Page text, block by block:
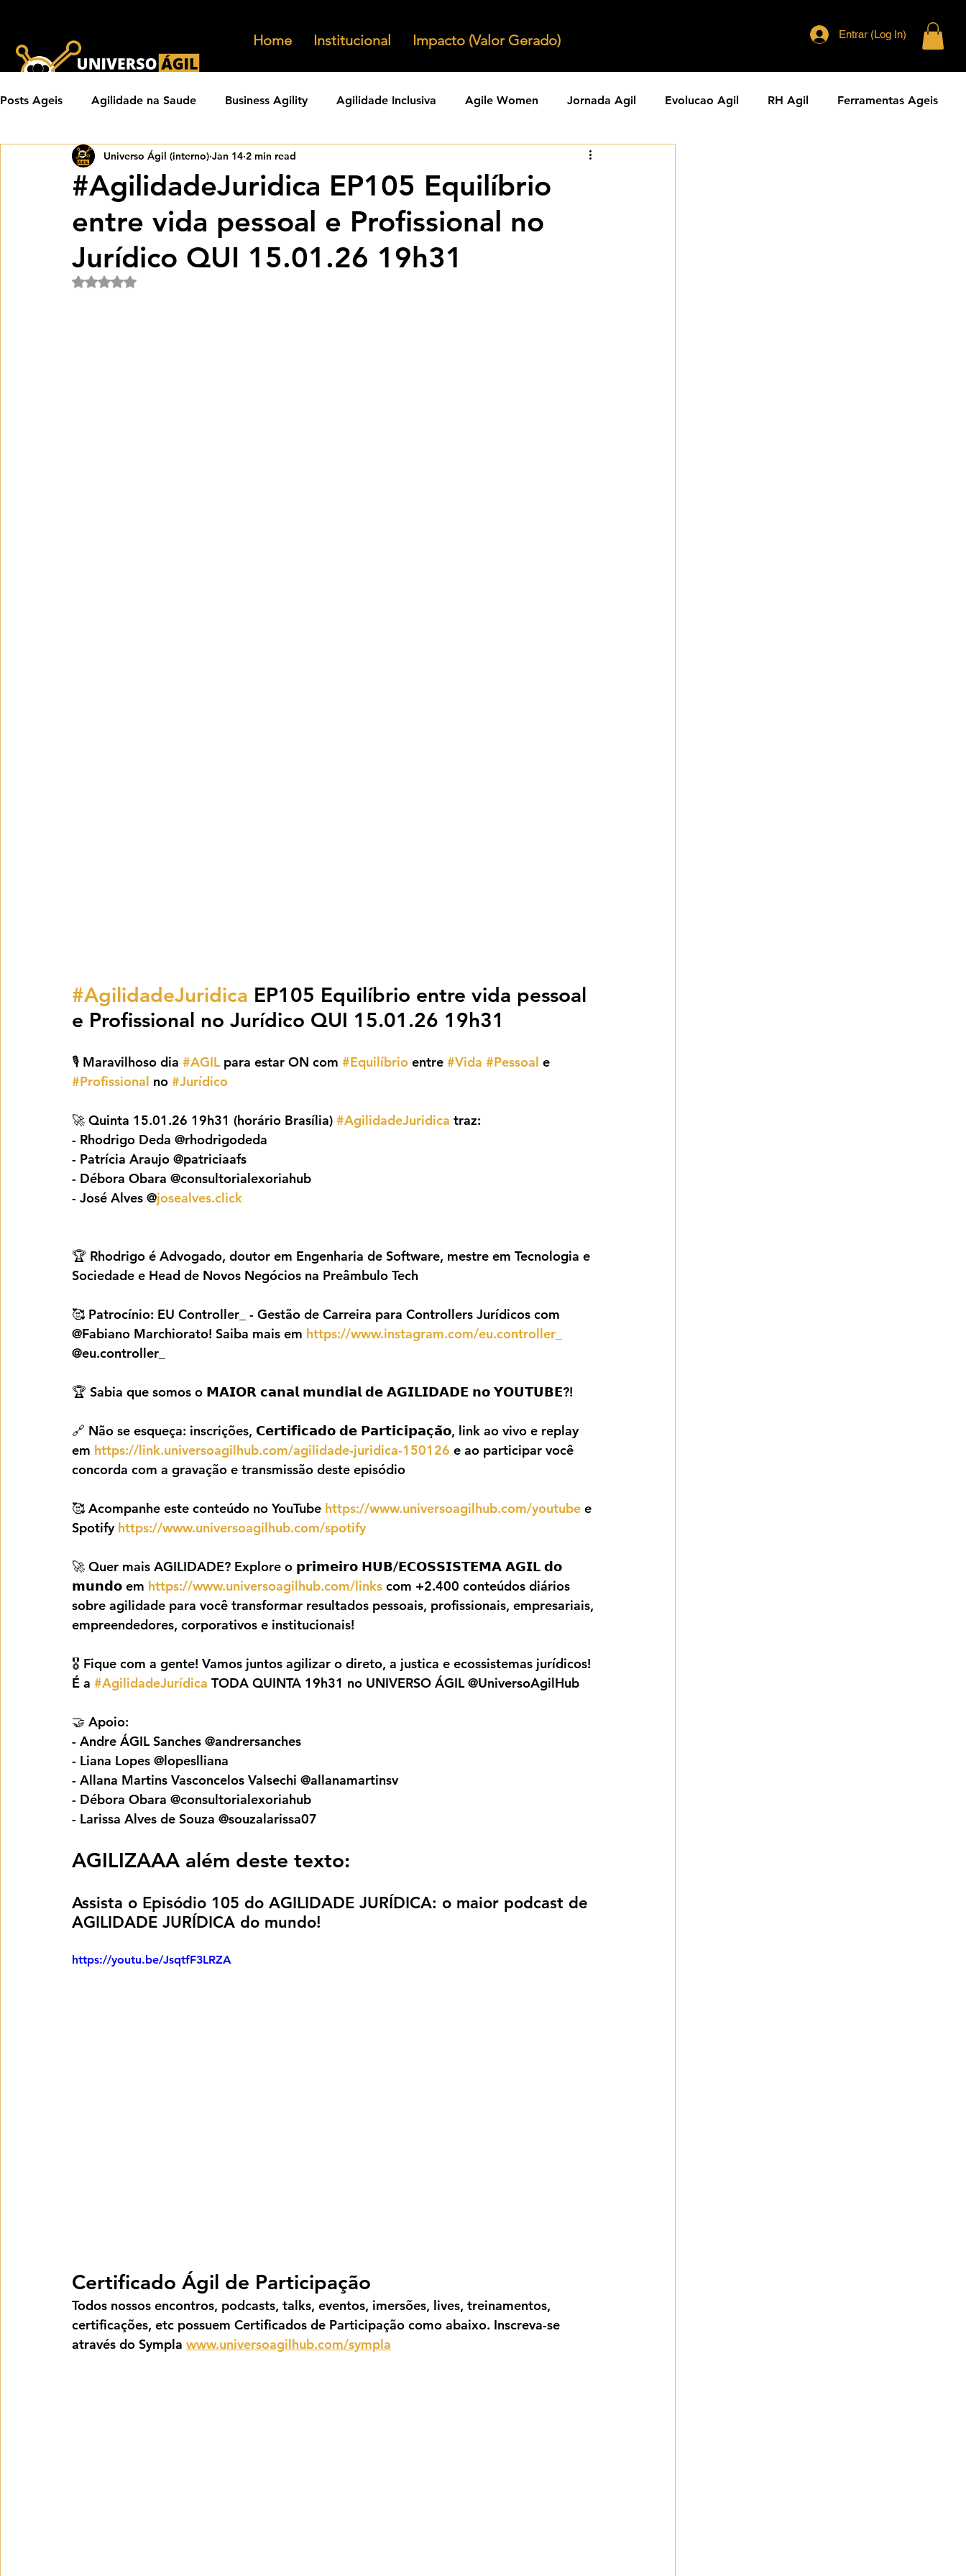
Home Institucional Impacto (Valor Gerado) Entrar (Log In)
Posts Ageis Agilidade na Saude Business Agility Agilidade Inclusiva Agile Women Jornada Agil Evolucao Agil RH Agil Ferramentas Ageis
Carreiras Ageis Agilidade em Produtos Organizacoes Ageis Jornal Agil
Eventos Ageis Agilidade Em Escala Learning Agility Comunidades Ageis Gestao Agil
Praticas Ageis
#AgilidadeJuridica EP105 Equilíbrio
entre vida pessoal e Profissional no
Jurídico QUI 15.01.26 19h31
Universo Ágil (interno) Jan 14 2 min read
Rated NaN out of 5 stars.
#AgilidadeJuridica EP105 Equilíbrio entre vida pessoal
e Profissional no Jurídico QUI 15.01.26 19h31
🎙️ Maravilhoso dia #AGIL para estar ON com #Equilíbrio entre #Vida #Pessoal e
#Profissional no #Jurídico
🚀 Quinta 15.01.26 19h31 (horário Brasília) #AgilidadeJuridica traz:
- Rhodrigo Deda @rhodrigodeda
- Patrícia Araujo @patriciaafs
- Débora Obara @consultorialexoriahub
- José Alves @josealves.click
🏆 Rhodrigo é Advogado, doutor em Engenharia de Software, mestre em Tecnologia e
Sociedade e Head de Novos Negócios na Preâmbulo Tech
🥰 Patrocínio: EU Controller_ - Gestão de Carreira para Controllers Jurídicos com
@Fabiano Marchiorato! Saiba mais em https://www.instagram.com/eu.controller_
@eu.controller_
🏆 Sabia que somos o 𝗠𝗔𝗜𝗢𝗥 𝗰𝗮𝗻𝗮𝗹 𝗺𝘂𝗻𝗱𝗶𝗮𝗹 𝗱𝗲 𝗔𝗚𝗜𝗟𝗜𝗗𝗔𝗗𝗘 𝗻𝗼 𝗬𝗢𝗨𝗧𝗨𝗕𝗘?!
🔗 Não se esqueça: inscrições, 𝗖𝗲𝗿𝘁𝗶𝗳𝗶𝗰𝗮𝗱𝗼 𝗱𝗲 𝗣𝗮𝗿𝘁𝗶𝗰𝗶𝗽𝗮𝗰̧𝗮̃𝗼, link ao vivo e replay
em https://link.universoagilhub.com/agilidade-juridica-150126 e ao participar você
concorda com a gravação e transmissão deste episódio
🥰 Acompanhe este conteúdo no YouTube https://www.universoagilhub.com/youtube e
Spotify https://www.universoagilhub.com/spotify
🚀 Quer mais AGILIDADE? Explore o 𝗽𝗿𝗶𝗺𝗲𝗶𝗿𝗼 𝗛𝗨𝗕/𝗘𝗖𝗢𝗦𝗦𝗜𝗦𝗧𝗘𝗠𝗔 𝗔𝗚𝗜𝗟 𝗱𝗼
𝗺𝘂𝗻𝗱𝗼 em https://www.universoagilhub.com/links com +2.400 conteúdos diários
sobre agilidade para você transformar resultados pessoais, profissionais, empresariais,
empreendedores, corporativos e institucionais!
🎖️ Fique com a gente! Vamos juntos agilizar o direto, a justica e ecossistemas jurídicos!
É a #AgilidadeJurídica TODA QUINTA 19h31 no UNIVERSO ÁGIL @UniversoAgilHub
🤝 Apoio:
- Andre ÁGIL Sanches @andrersanches
- Liana Lopes @lopeslliana
- Allana Martins Vasconcelos Valsechi @allanamartinsv
- Débora Obara @consultorialexoriahub
- Larissa Alves de Souza @souzalarissa07
AGILIZAAA além deste texto:
Assista o Episódio 105 do AGILIDADE JURÍDICA: o maior podcast de
AGILIDADE JURÍDICA do mundo!
https://youtu.be/JsqtfF3LRZA
Certificado Ágil de Participação
Todos nossos encontros, podcasts, talks, eventos, imersões, lives, treinamentos,
certificações, etc possuem Certificados de Participação como abaixo. Inscreva-se
através do Sympla www.universoagilhub.com/sympla